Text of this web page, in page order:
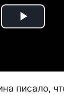
Play
писало,